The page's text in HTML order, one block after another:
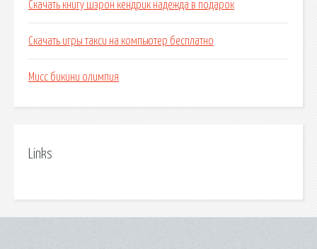
Скачать книгу шэрон кендрик надежда в подарок
Скачать игры такси на компьютер бесплатно
Мисс бикини олимпия
Links